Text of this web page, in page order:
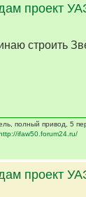
проект
строить
полный привод, 5
http://ifaw50.forum24.ru/
проект